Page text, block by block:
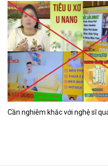
Cần nghiêm khắc với nghệ sĩ